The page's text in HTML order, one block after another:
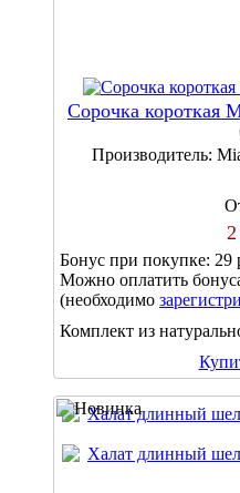
Сорочка короткая
Производитель:
Бонус при покупке: 29
Можно оплатить
(необходимо
Комплект из